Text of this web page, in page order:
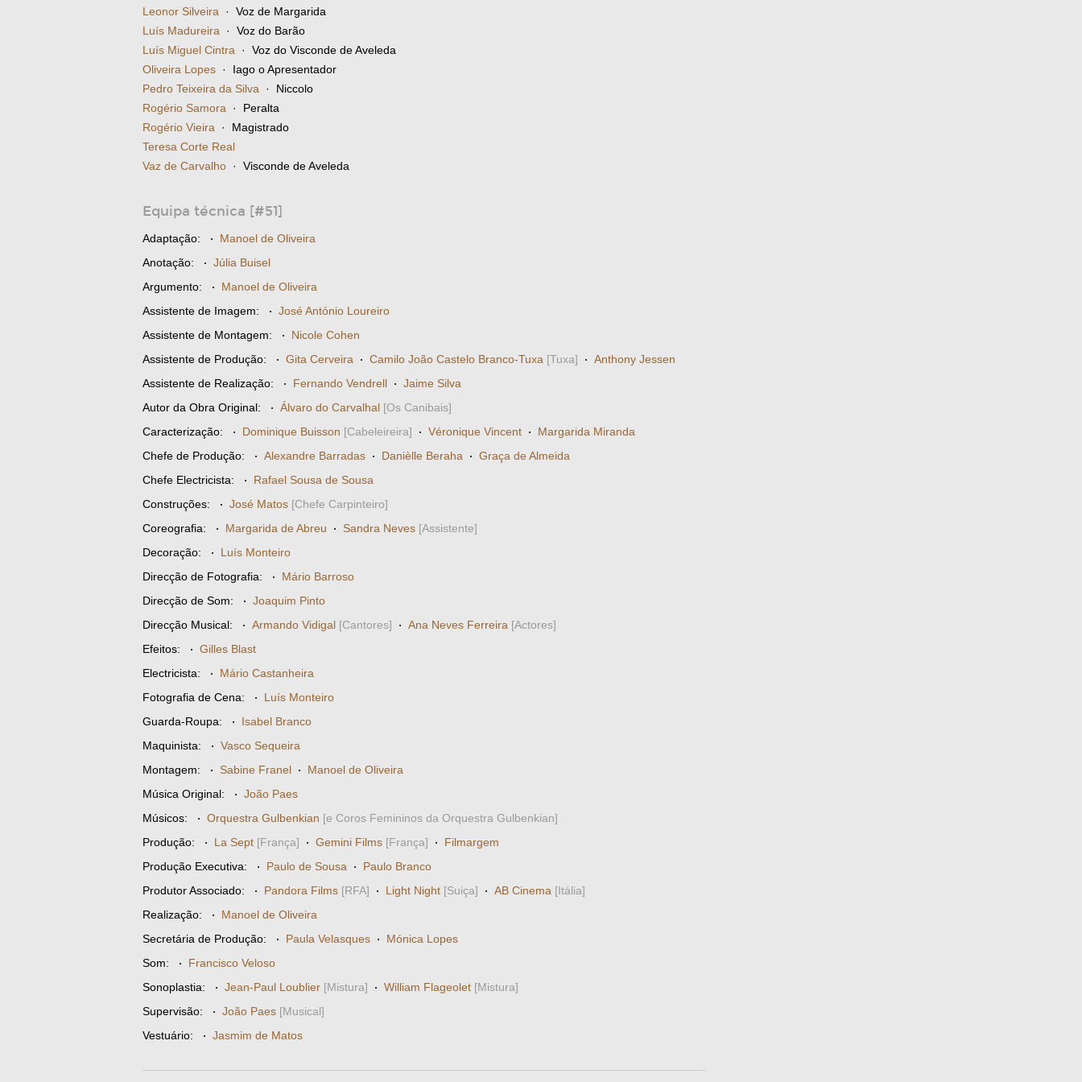
Leonor Silveira · Voz de Margarida
Luís Madureira · Voz do Barão
Luís Miguel Cintra · Voz do Visconde de Aveleda
Oliveira Lopes · Iago o Apresentador
Pedro Teixeira da Silva · Niccolo
Rogério Samora · Peralta
Rogério Vieira · Magistrado
Teresa Corte Real
Vaz de Carvalho · Visconde de Aveleda
Equipa técnica [#51]
Adaptação: · Manoel de Oliveira
Anotação: · Júlia Buisel
Argumento: · Manoel de Oliveira
Assistente de Imagem: · José António Loureiro
Assistente de Montagem: · Nicole Cohen
Assistente de Produção: · Gita Cerveira · Camilo João Castelo Branco-Tuxa [Tuxa] · Anthony Jessen
Assistente de Realização: · Fernando Vendrell · Jaime Silva
Autor da Obra Original: · Álvaro do Carvalhal [Os Canibais]
Caracterização: · Dominique Buisson [Cabeleireira] · Véronique Vincent · Margarida Miranda
Chefe de Produção: · Alexandre Barradas · Danièlle Beraha · Graça de Almeida
Chefe Electricista: · Rafael Sousa de Sousa
Construções: · José Matos [Chefe Carpinteiro]
Coreografia: · Margarida de Abreu · Sandra Neves [Assistente]
Decoração: · Luís Monteiro
Direcção de Fotografia: · Mário Barroso
Direcção de Som: · Joaquim Pinto
Direcção Musical: · Armando Vidigal [Cantores] · Ana Neves Ferreira [Actores]
Efeitos: · Gilles Blast
Electricista: · Mário Castanheira
Fotografia de Cena: · Luís Monteiro
Guarda-Roupa: · Isabel Branco
Maquinista: · Vasco Sequeira
Montagem: · Sabine Franel · Manoel de Oliveira
Música Original: · João Paes
Músicos: · Orquestra Gulbenkian [e Coros Femininos da Orquestra Gulbenkian]
Produção: · La Sept [França] · Gemini Films [França] · Filmargem
Produção Executiva: · Paulo de Sousa · Paulo Branco
Produtor Associado: · Pandora Films [RFA] · Light Night [Suiça] · AB Cinema [Itália]
Realização: · Manoel de Oliveira
Secretária de Produção: · Paula Velasques · Mónica Lopes
Som: · Francisco Veloso
Sonoplastia: · Jean-Paul Loublier [Mistura] · William Flageolet [Mistura]
Supervisão: · João Paes [Musical]
Vestuário: · Jasmim de Matos